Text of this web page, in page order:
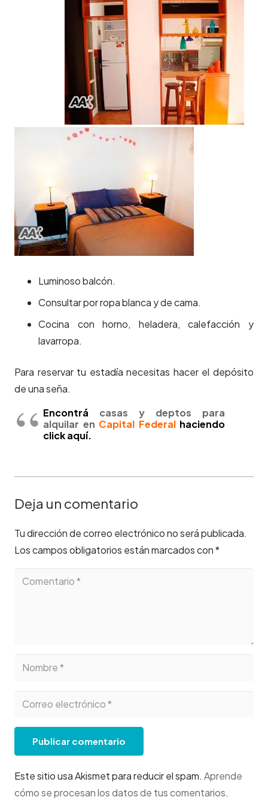
Luminoso balcón.
Consultar por ropa blanca y de cama.
Cocina con horno, heladera, calefacción y
lavarropa.
Para reservar tu estadía necesitas hacer el depósito
de una seña.
Encontrá casas y deptos para
alquilar en Capital Federalhaciendo
click aquí.
Deja un comentario
Tu dirección de correo electrónico no será publicada.
Los campos obligatorios están marcados con*
Publicar comentario
Este sitio usa Akismet para reducir el spam. Aprende
cómo se procesan los datos de tus comentarios.